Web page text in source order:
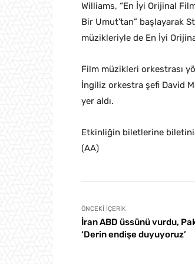
Williams, “En İyi Orijinal
Bir Umut’tan” başlayarak
müzikleriyle de En İyi
Film müzikleri orkestrası
İngiliz orkestra şefi David
yer aldı.
Etkinliğin biletlerine
(AA)
ÖNCEKI İÇERIK
İran ABD üssünü vurdu,
‘Derin endişe duyuyoruz’